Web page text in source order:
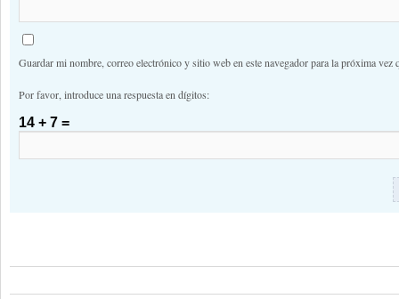
Guardar mi nombre, correo electrónico y sitio web en este navegador para la próxima vez
Por favor, introduce una respuesta en dígitos:
14 + 7 =